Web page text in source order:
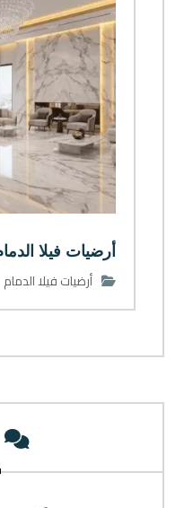
أرضيات فيلا
أرضيات فيلا الدمام